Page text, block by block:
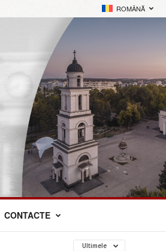
ROMÂNĂ
CONTACTE
Ultimele